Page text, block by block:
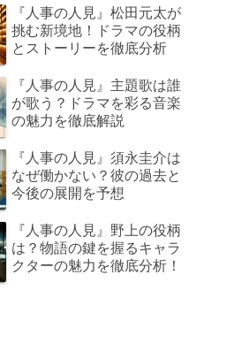
『人事の人見』松田元太が
挑む新境地！ドラマの役柄
とストーリーを徹底分析
『人事の人見』主題歌は誰
が歌う？ドラマを彩る音楽
の魅力を徹底解説
『人事の人見』須永圭介は
なぜ働かない？彼の過去と
今後の展開を予想
『人事の人見』野上の役柄
は？物語の鍵を握るキャラ
クターの魅力を徹底分析！